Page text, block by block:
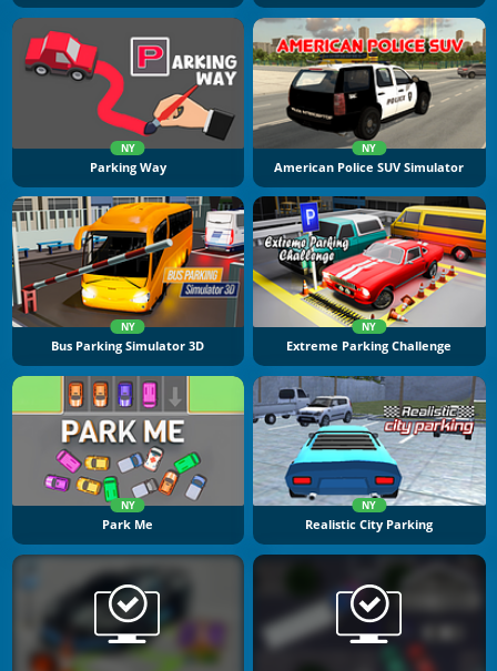
NY
Parking Way
NY
American Police SUV Simulator
NY
Bus Parking Simulator 3D
NY
Extreme Parking Challenge
NY
Park Me
NY
Realistic City Parking